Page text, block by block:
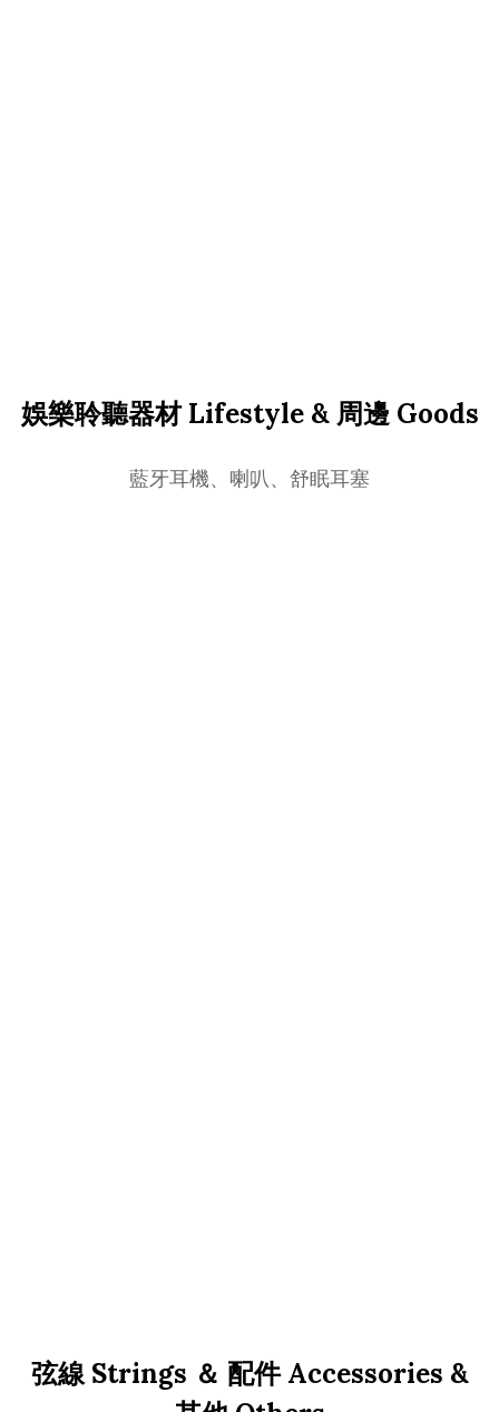
娛樂聆聽器材 Lifestyle & 周邊 Goods
藍牙耳機、喇叭、舒眠耳塞
弦線 Strings ＆ 配件 Ac­cessor­ies &